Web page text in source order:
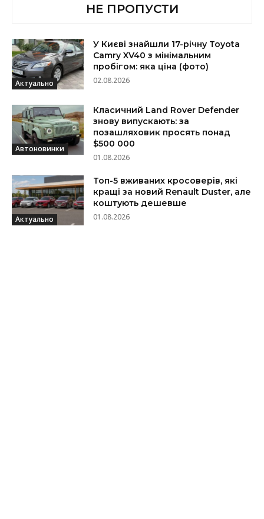
НЕ ПРОПУСТИ
Актуально
У Києві знайшли 17-річну Toyota
Camry XV40 з мінімальним
пробігом: яка ціна (фото)
02.08.2026
Автоновинки
Класичний Land Rover Defender
знову випускають: за
позашляховик просять понад
$500 000
01.08.2026
Актуально
Топ-5 вживаних кросоверів, які
кращі за новий Renault Duster, але
коштують дешевше
01.08.2026